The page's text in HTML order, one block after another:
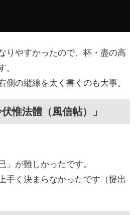
りやすかったので、杯・盡の高
。
側の縦線を太く書くのも大事。
惟法體（風信帖）」
」が難しかったです。
手く決まらなかったです（提出